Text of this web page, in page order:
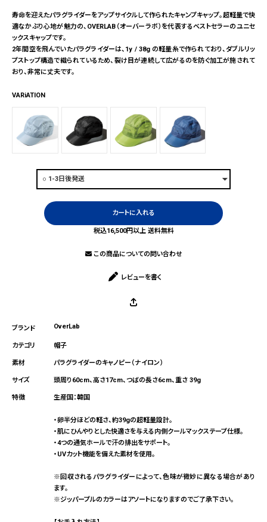
寿命を迎えたパラグライダーをアップサイクルして作られたキャンプキャップ。超軽量で快
適なかぶり心地が魅力の、OVERLAB（オーバーラボ）を代表するベストセラーのユニセ
ックスキャップです。
2年間空を飛んでいたパラグライダーは、1y / 38g の軽量糸で作られており、ダブルリッ
プストップ構造で織られているため、裂け目が連続して広がるのを防ぐ加工が施されて
おり、非常に丈夫です。
VARiATION
カートに入れる
税込16,500円以上 送料無料
この商品についての問い合わせ
レビューを書く
OverLab
帽子
パラグライダーのキャノピー（ナイロン）
頭周り60cm、高さ17cm、つばの長さ6cm、重さ 39g
生産国：韓国
・卵半分ほどの軽さ、約39gの超軽量設計。
・肌にひんやりとした快適さを与える内側クールマックステープ仕様。
・4つの通気ホールで汗の排出をサポート。
・UVカット機能を備えた素材を使用。
※回収されるパラグライダーによって、色味が微妙に異なる場合があり
ます。
※ジッパープルのカラーはアソートになりますのでご了承下さい。